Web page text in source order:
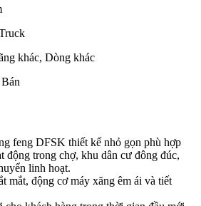
khác, Dòng khác
Bán
feng DFSK thiết kế nhỏ gọn phù hợp
động trong chợ, khu dân cư đông đúc,
linh hoạt.
mắt, động cơ máy xăng êm ái và tiết